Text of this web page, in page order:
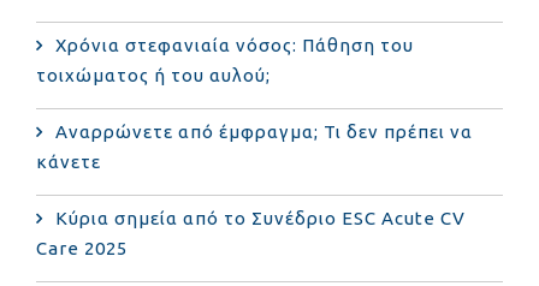
Χρόνια στεφανιαία νόσος: Πάθηση του
τοιχώματος ή του αυλού;
Αναρρώνετε από έμφραγμα; Τι δεν πρέπει να
κάνετε
Κύρια σημεία από το Συνέδριο ESC Acute CV
Care 2025